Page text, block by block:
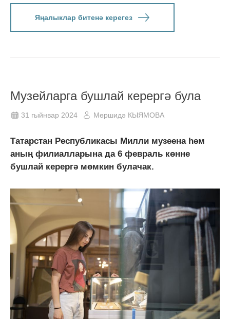
Яңалыклар битенә керегез
Музейларга бушлай керергә була
31 гыйнвар 2024 Мөршидә КЫЯМОВА
Татарстан Республикасы Милли музеена һәм
аның филиалларына да 6 февраль көнне
бушлай керергә мөмкин булачак.